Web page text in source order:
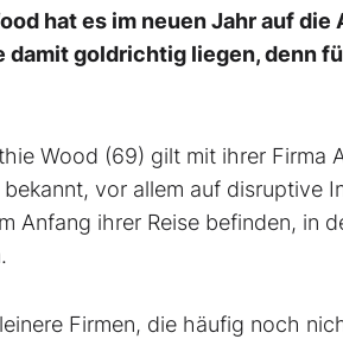
hat es im neuen Jahr auf die
goldrichtig liegen, denn
Wood (69) gilt mit ihrer Firma
vor allem auf disruptive
Anfang ihrer Reise befinden, in
Firmen, die häufig noch